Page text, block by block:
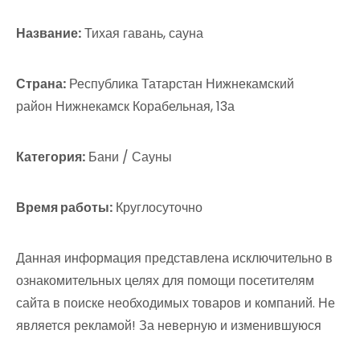
Название:Тихая гавань, сауна
Страна: Республика Татарстан Нижнекамский
район Нижнекамск Корабельная, 13а
Категория: Бани / Сауны
Время работы: Круглосуточно
Данная информация представлена исключительно в
ознакомительных целях для помощи посетителям
сайта в поиске необходимых товаров и компаний. Не
является рекламой! За неверную и изменившуюся